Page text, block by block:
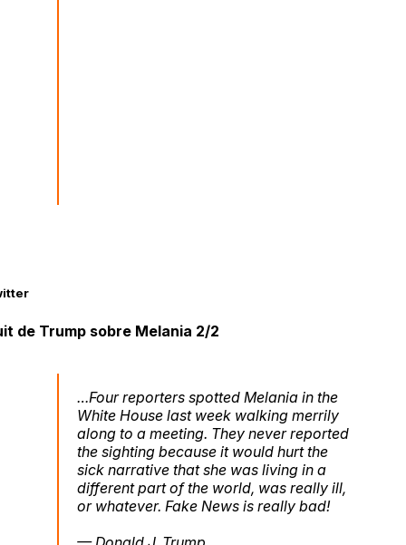
de Trump sobre Melania 2/2
…Four reporters spotted Melania in the
White House last week walking merrily
along to a meeting. They never reported
the sighting because it would hurt the
sick narrative that she was living in a
different part of the world, was really ill,
or whatever. Fake News is really bad!